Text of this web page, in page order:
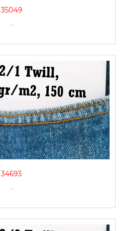
35049
...
34693
...